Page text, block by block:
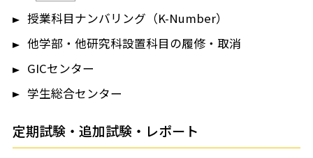
授業科目ナンバリング（K-Number）
他学部・他研究科設置科目の履修・取消
GICセンター
学生総合センター
定期試験・追加試験・レポート